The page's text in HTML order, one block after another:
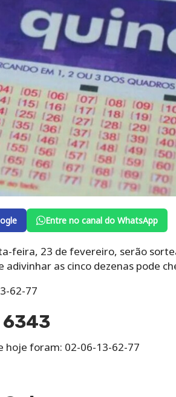
Entre no canal do WhatsApp
feira, 23 de fevereiro, serão
as cinco dezenas pode
62-77
6343
hoje foram: 02-06-13-62-77